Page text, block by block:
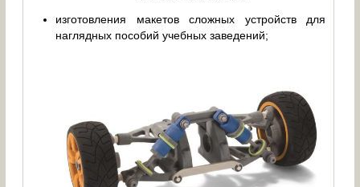
изготовления макетов сложных устройств для
наглядных пособий учебных заведений;